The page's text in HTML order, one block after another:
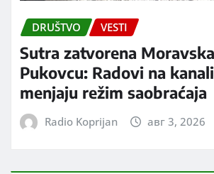
DRUŠTVO VESTI
Sutra zatvorena
Pukovcu: Radovi na
menjaju režim saobraćaja
Radio Koprijan авг 3, 2026